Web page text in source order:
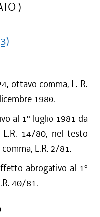
)
ottavo comma, L. R.
1980.
al 1° luglio 1981 da
14/80, nel testo
L.R. 2/81.
abrogativo al 1°
40/81.